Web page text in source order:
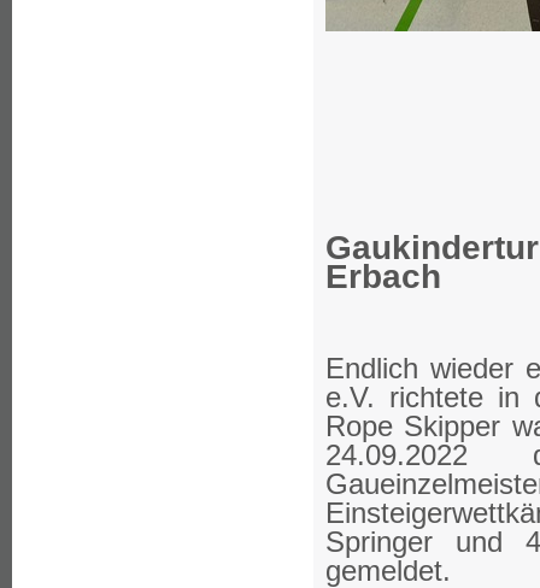
Erbach
Endlich wieder
e.V. richtete in
Rope Skipper
Springer und
gemeldet.